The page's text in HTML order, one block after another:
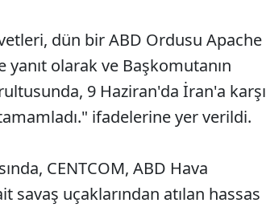
dün bir ABD Ordusu Apache
olarak ve Başkomutanın
9 Haziran'da İran'a karşı
ifadelerine yer verildi.
CENTCOM, ABD Hava
savaş uçaklarından atılan hassas